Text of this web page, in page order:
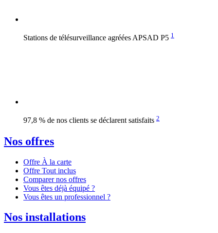
Stations de télésurveillance agréées APSAD P5 1
97,8 % de nos clients se déclarent satisfaits 2
Nos offres
Offre À la carte
Offre Tout inclus
Comparer nos offres
Vous êtes déjà équipé ?
Vous êtes un professionnel ?
Nos installations